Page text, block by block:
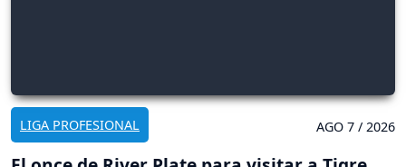
LIGA PROFESIONAL AGO 7 / 2026